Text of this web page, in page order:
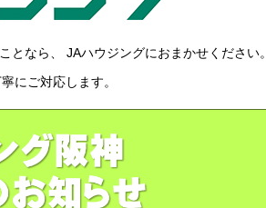
なら、 JAハウジングにおまかせください。
にご対応します。